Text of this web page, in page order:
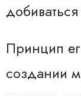
Принцип
создании